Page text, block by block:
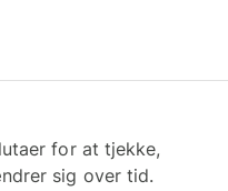
for at tjekke,
sig over tid.